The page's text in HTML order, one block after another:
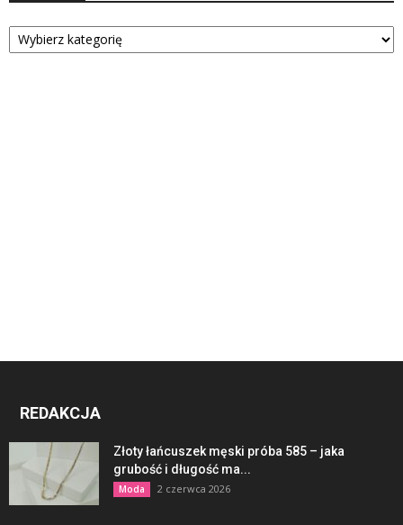
Kategorie
REDAKCJA
Złoty łańcuszek męski próba 585 – jaka
grubość i długość ma...
Moda 2 czerwca 2026